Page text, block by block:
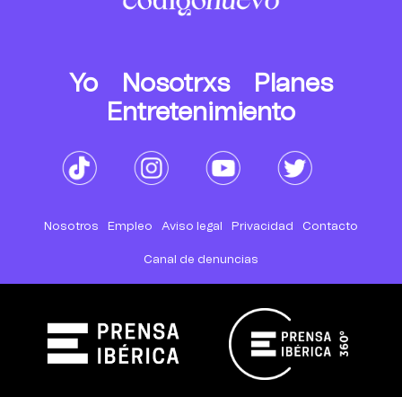
Yo Nosotrxs
Planes
Entretenimiento
Nosotros Empleo Aviso legal Privacidad Contacto
Canal de denuncias